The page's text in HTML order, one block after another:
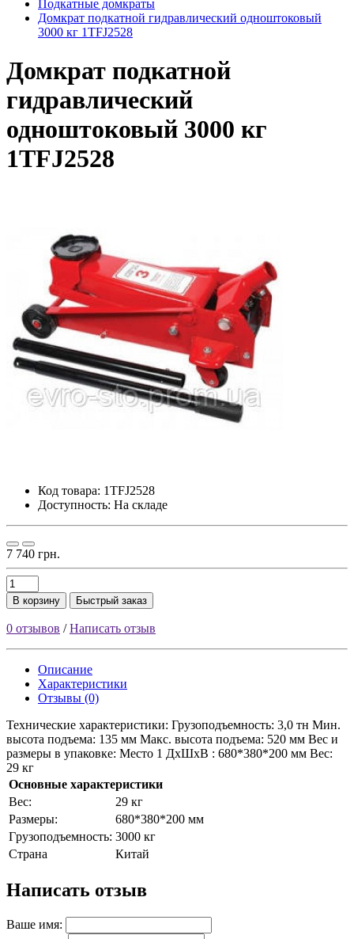
Пoдкaтныe дoмкpaты
Домкрат подкатной гидравлический одноштоковый
3000 кг 1TFJ2528
Домкрат подкатной
гидравлический
одноштоковый 3000 кг
1TFJ2528
Код товара: 1TFJ2528
Доступность: На складе
7 740 грн.
В корзину Быстрый заказ
0 отзывов /Написать отзыв
Описание
Характеристики
Отзывы (0)
Технические характеристики: Грузоподъемность: 3,0 тн Мин.
высота подъема: 135 мм Макс. высота подъема: 520 мм Вес и
размеры в упаковке: Место 1 ДхШхВ : 680*380*200 мм Вес:
29 кг
Основные характеристики
Bec:
29 кг
Paзмepы:
680*380*200 мм
Гpузoпoдъeмнocть: 3000 кг
Страна
Китай
Написать отзыв
Ваше имя: